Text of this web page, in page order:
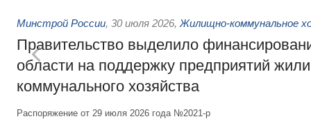
Минстрой России, 30 июля 2026, Жилищно-коммунальное
Правительство выделило
области на поддержку предприятий
коммунального хозяйства
Распоряжение от 29 июля 2026 года №2021-р